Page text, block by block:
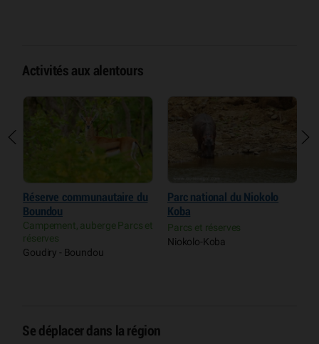
Activités aux alentours
Parc national du Niokolo
Koba
Parcs et réserves
Niokolo-Koba
Kédougou Bioparc
Campement, auberge
Restaurants Parcs et réserves
Kédougou
Se déplacer dans la région